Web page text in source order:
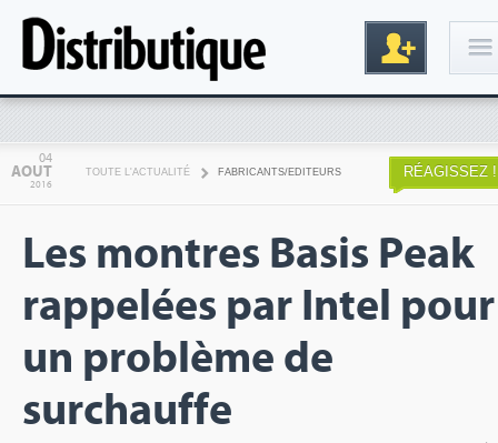
04
AOUT
2016
TOUTE L'ACTUALITÉ FABRICANTS/EDITEURS RÉAGISSEZ !
Les montres Basis Peak
rappelées par Intel pour
un problème de
surchauffe